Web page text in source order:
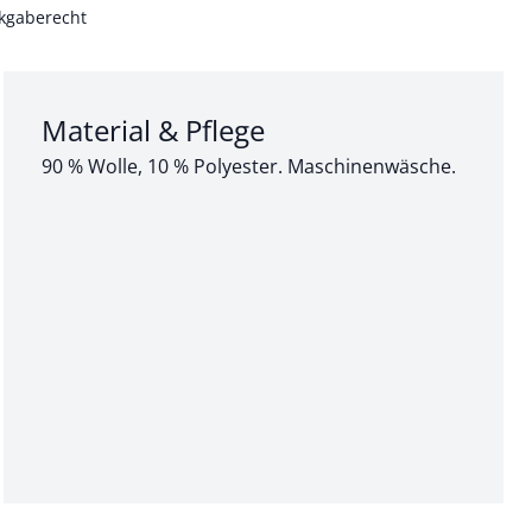
Abschnitt 3 von 3:
Material & Pflege
90 % Wolle, 10 % Polyester. Maschinenwäsche.